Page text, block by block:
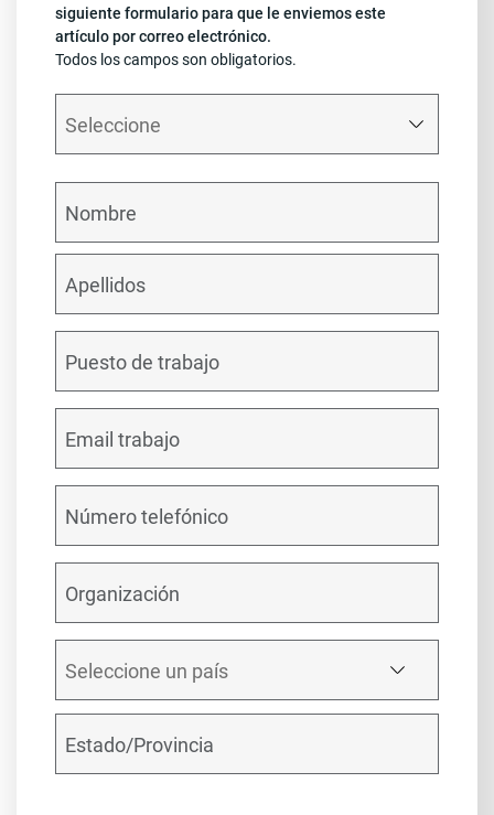
siguiente formulario para que le enviemos este
artículo por correo electrónico.
Todos los campos son obligatorios.